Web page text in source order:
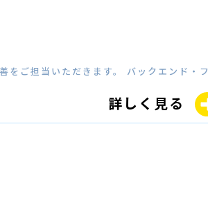
をご担当いただきます。 バックエンド・フ
詳しく見る